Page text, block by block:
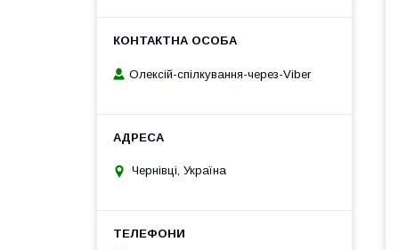
Олексій-спілкування-через-Viber
Чернівці, Україна